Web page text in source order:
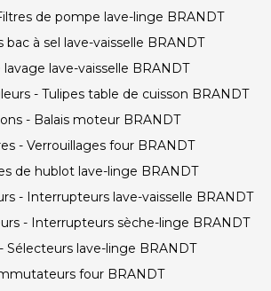
de pompe lave-linge BRANDT
bac à sel lave-vaisselle BRANDT
lavage lave-vaisselle BRANDT
- Tulipes table de cuisson BRANDT
- Balais moteur BRANDT
- Verrouillages four BRANDT
de hublot lave-linge BRANDT
- Interrupteurs lave-vaisselle BRANDT
- Interrupteurs sèche-linge BRANDT
Sélecteurs lave-linge BRANDT
four BRANDT